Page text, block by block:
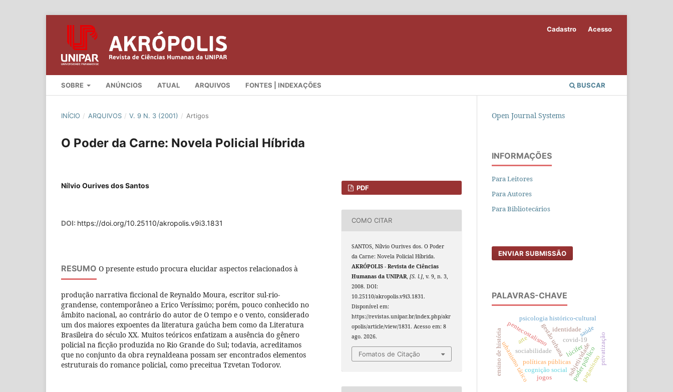
SOBRE ANÚNCIOS ATUAL ARQUIVOS FONTES | INDEXAÇÕES BUSCAR
Cadastro Acesso
INÍCIO / ARQUIVOS / V. 9 N. 3 (2001) / Artigos
O Poder da Carne: Novela Policial Híbrida
Nílvio Ourives dos Santos
DOI: https://doi.org/10.25110/akropolis.v9i3.1831
RESUMO O presente estudo procura elucidar aspectos relacionados à
produção narrativa ficcional de Reynaldo Moura, escritor sul-rio-
grandense, contemporâneo a Erico Veríssimo; porém, pouco conhecido no
âmbito nacional, ao contrário do autor de O tempo e o vento, considerado
um dos maiores expoentes da literatura gaúcha bem como da Literatura
Brasileira do século XX. Muitos teóricos enfatizam a ausência do gênero
policial na ficção produzida no Rio Grande do Sul; todavia, acreditamos
que no conjunto da obra reynaldeana possam ser encontrados elementos
estruturais do romance policial, como preceitua Tzvetan Todorov.
PDF
COMO CITAR
SANTOS, Nílvio Ourives dos. O Poder
da Carne: Novela Policial Híbrida.
AKRÓPOLIS - Revista de Ciências
Humanas da UNIPAR,[S. l.], v. 9, n. 3,
2008. DOI:
10.25110/akropolis.v9i3.1831.
Disponível em:
https://revistas.unipar.br/index.php/akr
opolis/article/view/1831. Acesso em: 8
ago. 2026.
Fomatos de Citação
Open Journal Systems
INFORMAÇÕES
Para Leitores
Para Autores
Para Bibliotecários
ENVIAR SUBMISSÃO
PALAVRAS-CHAVE
covid-19
sociabilidade
políticas públicas
gestão urbana
urbanismo tático
identidade
subjetividade
pentecostalismo
cognição social poder público
arte
psicologia histórico-cultural
lúcifer
paganismo
ensino de história saúde
privatização
jogos